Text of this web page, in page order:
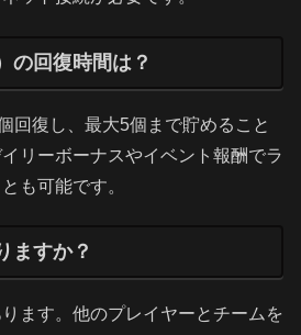
の回復時間は？
回復し、最大5個まで貯めること
リーボーナスやイベント報酬でラ
も可能です。
ますか？
ます。他のプレイヤーとチームを